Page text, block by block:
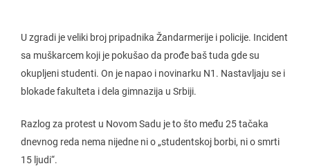
U zgradi je veliki broj pripadnika Žandarmerije i policije. Incident
sa muškarcem koji je pokušao da prođe baš tuda gde su
okupljeni studenti. On je napao i novinarku N1. Nastavljaju se i
blokade fakulteta i dela gimnazija u Srbiji.
Razlog za protest u Novom Sadu je to što među 25 tačaka
dnevnog reda nema nijedne ni o „studentskoj borbi, ni o smrti
15 ljudi“.